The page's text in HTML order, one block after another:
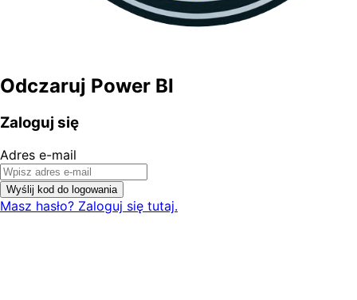
Odczaruj Power BI
Zaloguj się
Adres e-mail
Wyślij kod do logowania
Masz hasło? Zaloguj się tutaj.